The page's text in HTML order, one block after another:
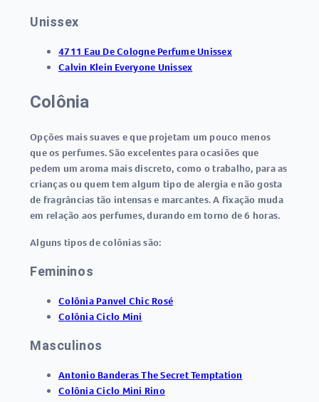
Unissex
4711 Eau De Cologne Perfume Unissex
Calvin Klein Everyone Unissex
Colônia
Opções mais suaves e que projetam um pouco menos
que os perfumes. São excelentes para ocasiões que
pedem um aroma mais discreto, como o trabalho, para as
crianças ou quem tem algum tipo de alergia e não gosta
de fragrâncias tão intensas e marcantes. A fixação muda
em relação aos perfumes, durando em torno de 6 horas.
Alguns tipos de colônias são:
Femininos
Colônia Panvel Chic Rosé
Colônia Ciclo Mini
Masculinos
Antonio Banderas The Secret Temptation
Colônia Ciclo Mini Rino